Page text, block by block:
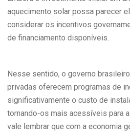
aquecimento solar possa parecer
considerar os incentivos
de financiamento disponíveis.
Nesse sentido, o governo
privadas oferecem programas de
significativamente o custo de
tornando-os mais acessíveis para
vale lembrar que com a economia